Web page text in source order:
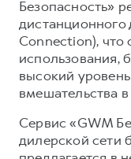
Безопасность»
Connection), что
использования,
высокий
вмешательства
Сервис «GWM
дилерской сети